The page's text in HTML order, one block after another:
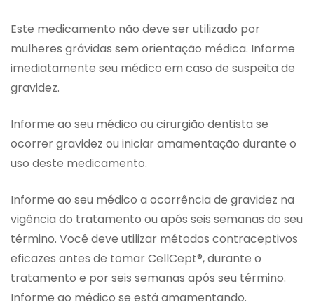
Este medicamento não deve ser utilizado por
mulheres grávidas sem orientação médica. Informe
imediatamente seu médico em caso de suspeita de
gravidez.
Informe ao seu médico ou cirurgião dentista se
ocorrer gravidez ou iniciar amamentação durante o
uso deste medicamento.
Informe ao seu médico a ocorrência de gravidez na
vigência do tratamento ou após seis semanas do seu
término. Você deve utilizar métodos contraceptivos
eficazes antes de tomar CellCept®, durante o
tratamento e por seis semanas após seu término.
Informe ao médico se está amamentando.